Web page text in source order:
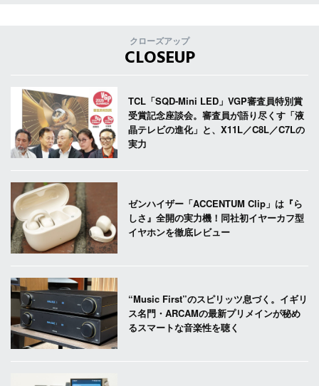
クローズアップ
CLOSEUP
TCL「SQD-Mini LED」VGP審査員特別賞
受賞記念座談会。審査員が語り尽くす「液
晶テレビの進化」と、X11L／C8L／C7Lの
実力
ゼンハイザー「ACCENTUM Clip」は『ら
しさ』全開の実力機！同社初イヤーカフ型
イヤホンを徹底レビュー
“Music First”のスピリッツ息づく。イギリ
ス名門・ARCAMの最新プリメインが秘め
るスマートな音楽性を聴く